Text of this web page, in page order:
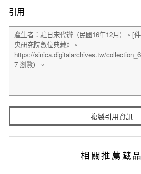
引用
複製引用資訊
相關推薦藏品